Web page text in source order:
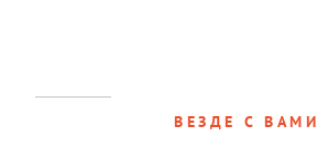
ВЕЗДЕ С ВАМИ